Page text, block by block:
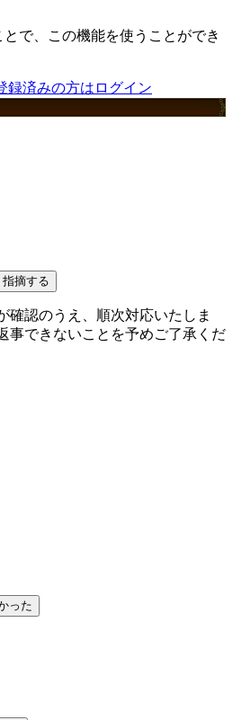
で、この機能を使うことができ
録済みの方はログイン
指摘する
確認のうえ、順次対応いたしま
事できないことを予めご了承くだ
った